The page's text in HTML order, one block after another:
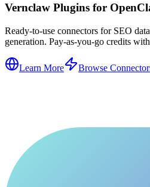
Vernclaw Plugins for
Ready-to-use connectors for SEO
generation. Pay-as-you-go credits
Learn More Browse